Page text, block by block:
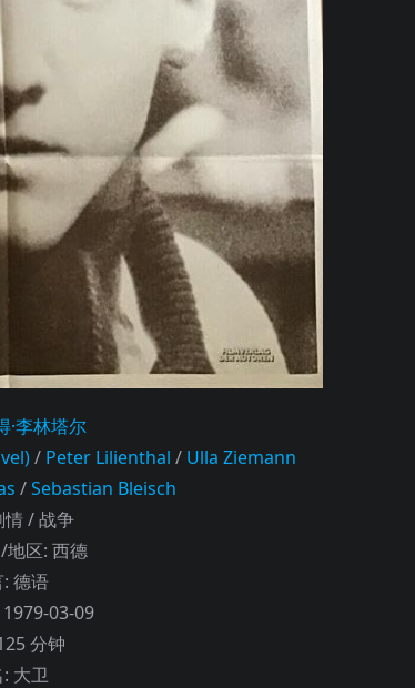
·李林塔尔
/ Peter Lilienthal / Ulla Ziemann
/Sebastian Bleisch
情 / 战争
地区: 西德
德语
1979-03-09
分钟
大卫